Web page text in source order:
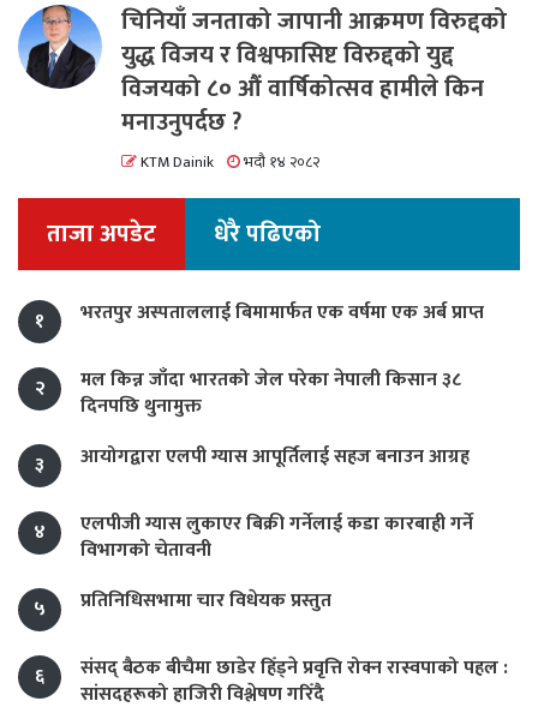
चिनियाँ जनताको जापानी आक्रमण विरुद्दको
युद्ध विजय र विश्वफासिष्ट विरुद्दको युद्द
विजयको ८० औं वार्षिकोत्सव हामीले किन
मनाउनुपर्दछ ?
KTM Dainik भदौ १४ २०८२
ताजा अपडेट धेरै पढिएको
१ भरतपुर अस्पताललाई बिमामार्फत एक वर्षमा एक अर्ब प्राप्त
२
मल किन्न जाँदा भारतको जेल परेका नेपाली किसान ३८
दिनपछि थुनामुक्त
३
आयोगद्वारा एलपी ग्यास आपूर्तिलाई सहज बनाउन आग्रह
४
एलपीजी ग्यास लुकाएर बिक्री गर्नेलाई कडा कारबाही गर्ने
विभागको चेतावनी
५
प्रतिनिधिसभामा चार विधेयक प्रस्तुत
६
संसद् बैठक बीचैमा छाडेर हिँड्ने प्रवृत्ति रोक्न रास्वपाको पहल :
सांसदहरूको हाजिरी विश्लेषण गरिँदै